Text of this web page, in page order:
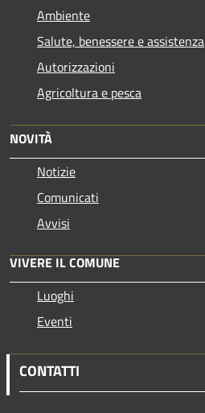
Ambiente
Salute, benessere e assistenza
Autorizzazioni
Agricoltura e pesca
NOVITÀ
Notizie
Comunicati
Avvisi
VIVERE IL COMUNE
Luoghi
Eventi
CONTATTI